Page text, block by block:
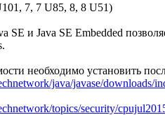
7, 7 U85, 8, 8 U51)
SE и Java SE Embedded
необходимо установить
java/javase/downloads/
topics/security/